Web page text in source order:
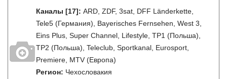
Каналы [17]: ARD, ZDF, 3sat, DFF Länderkette,
Tele5 (Германия), Bayerisches Fernsehen, West 3,
Eins Plus, Super Channel, Lifestyle, TP1 (Польша),
TP2 (Польша), Teleclub, Sportkanal, Eurosport,
Premiere, MTV (Европа)
Регион: Чехословакия